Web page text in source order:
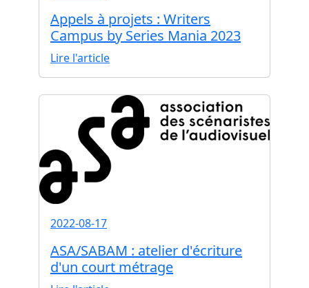
Appels à projets : Writers
Campus by Series Mania 2023
Lire l'article
2022-08-17
ASA/SABAM : atelier d'écriture
d'un court métrage